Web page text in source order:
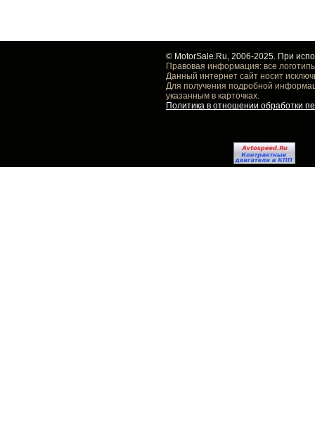
© MotorSale.Ru, 2006-2025. При
Правовая информация: все
Данный интернет сайт носит
Для получения подробной
указанным в карточках.
Политика в отношении обработки